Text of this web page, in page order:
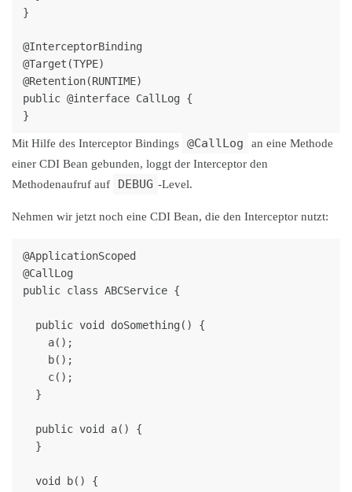
@InterceptorBinding
@Target(TYPE)
@Retention(RUNTIME)
public @interface CallLog {
Mit Hilfe des Interceptor Bindings @CallLog
an eine Methode
einer CDI Bean gebunden, loggt der Interceptor den
Methodenaufruf auf
DEBUG -Level.
Nehmen wir jetzt noch eine CDI Bean, die den Interceptor nutzt:
@ApplicationScoped
@CallLog
public class ABCService {